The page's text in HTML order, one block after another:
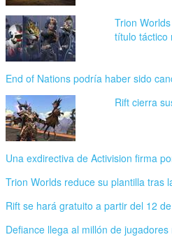
Trion
título táctico
End of Nations podría haber sido
Rift cierra
Una exdirectiva de Activision firma
Trion Worlds reduce su plantilla tras
Rift se hará gratuito a partir del 12
Defiance llega al millón de